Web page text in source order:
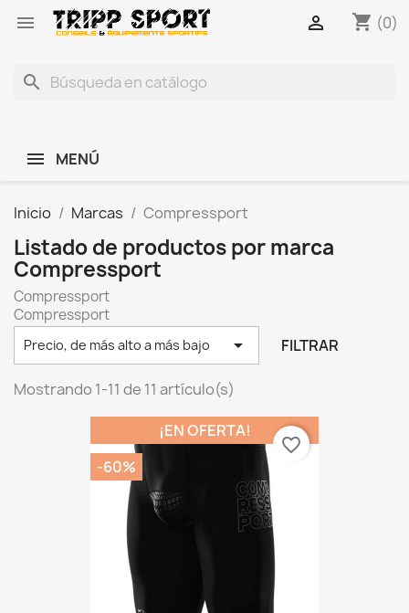
 shopping_cart (0)

search
MENÚ
Inicio Marcas Compressport
Listado de productos por marca
Compressport
Compressport
Compressport
Precio, de más alto a más bajo  FILTRAR
Mostrando 1-11 de 11 artículo(s)
¡EN OFERTA!
-60%
favorite_border